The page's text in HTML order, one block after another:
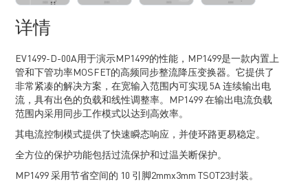
详情
EV1499-D-00A用于演示MP1499的性能，MP1499是一款内置上
管和下管功率MOSFET的高频同步整流降压变换器。它提供了
非常紧凑的解决方案，在宽输入范围内可实现 5A 连续输出电
流，具有出色的负载和线性调整率。MP1499 在输出电流负载
范围内采用同步工作模式以达到高效率。
其电流控制模式提供了快速瞬态响应，并使环路更易稳定。
全方位的保护功能包括过流保护和过温关断保护。
MP1499 采用节省空间的 10 引脚2mmx3mm TSOT23封装。